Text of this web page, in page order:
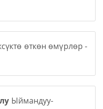
өткөн өмүрлөр -
Ыймандуу-